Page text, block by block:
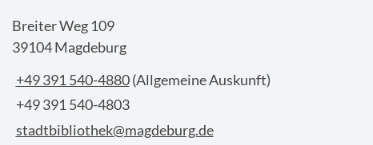
Breiter Weg 109
39104 Magdeburg
+49 391 540-4880 (Allgemeine Auskunft)
+49 391 540-4803
stadtbibliothek@magdeburg.de